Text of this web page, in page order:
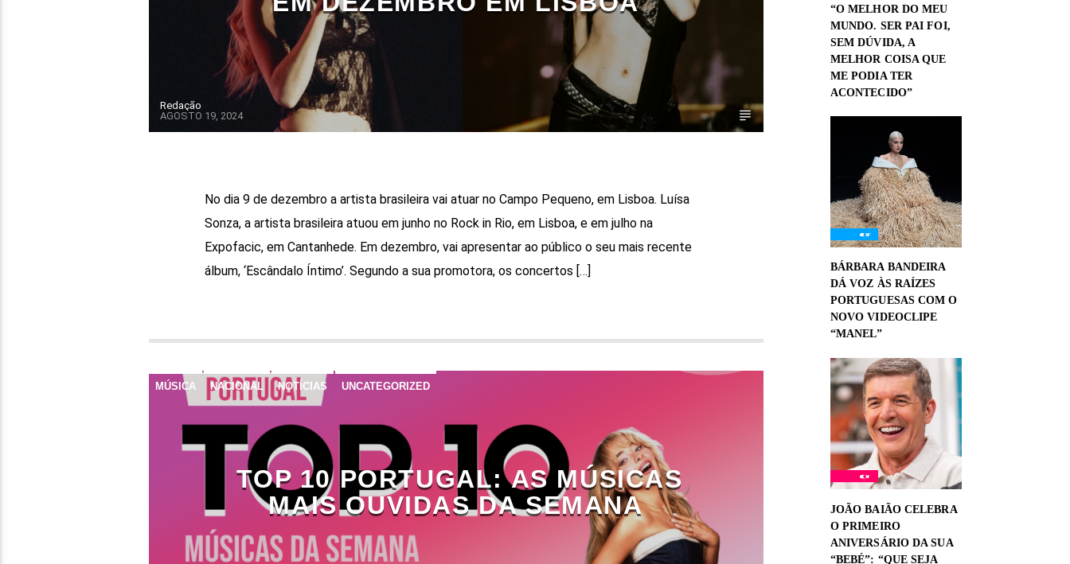
Redação
AGOSTO 19, 2024
No dia 9 de dezembro a artista brasileira vai atuar no Campo Pequeno, em Lisboa. Luísa
Sonza, a artista brasileira atuou em junho no Rock in Rio, em Lisboa, e em julho na
Expofacic, em Cantanhede. Em dezembro, vai apresentar ao público o seu mais recente
álbum, ‘Escândalo Íntimo’. Segundo a sua promotora, os concertos […]
MÚSICA NACIONAL NOTÍCIAS UNCATEGORIZED
TOP 10 PORTUGAL: AS MÚSICAS
MAIS OUVIDAS DA SEMANA
“O MELHOR DO MEU
MUNDO. SER PAI FOI,
SEM DÚVIDA, A
MELHOR COISA QUE
ME PODIA TER
ACONTECIDO”
BÁRBARA BANDEIRA
DÁ VOZ ÀS RAÍZES
PORTUGUESAS COM O
NOVO VIDEOCLIPE
“MANEL”
JOÃO BAIÃO CELEBRA
O PRIMEIRO
ANIVERSÁRIO DA SUA
“BEBÉ”: “QUE SEJA